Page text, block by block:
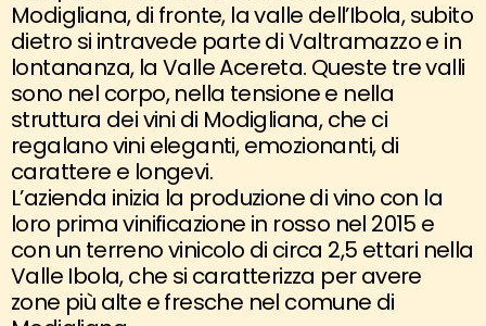
Modigliana, di fronte, la valle dell’Ibola, subito
dietro si intravede parte di Valtramazzo e in
lontananza, la Valle Acereta. Queste tre valli
sono nel corpo, nella tensione e nella
struttura dei vini di Modigliana, che ci
regalano vini eleganti, emozionanti, di
carattere e longevi.
L’azienda inizia la produzione di vino con la
loro prima vinificazione in rosso nel 2015 e
con un terreno vinicolo di circa 2,5 ettari nella
Valle Ibola, che si caratterizza per avere
zone più alte e fresche nel comune di